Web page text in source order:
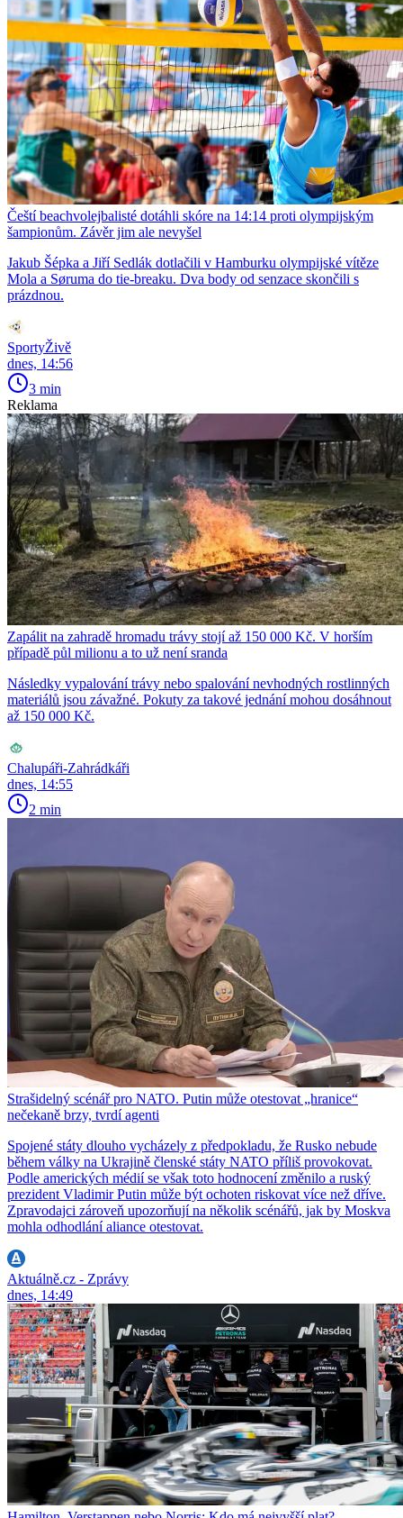
Čeští beachvolejbalisté dotáhli skóre na 14:14 proti olympijským
šampionům. Závěr jim ale nevyšel
Jakub Šépka a Jiří Sedlák dotlačili v Hamburku olympijské vítěze
Mola a Søruma do tie-breaku. Dva body od senzace skončili s
prázdnou.
SportyŽivě
dnes, 14:56
3 min
Reklama
Zapálit na zahradě hromadu trávy stojí až 150 000 Kč. V horším
případě půl milionu a to už není sranda
Následky vypalování trávy nebo spalování nevhodných rostlinných
materiálů jsou závažné. Pokuty za takové jednání mohou dosáhnout
až 150 000 Kč.
Chalupáři-Zahrádkáři
dnes, 14:55
2 min
Strašidelný scénář pro NATO. Putin může otestovat „hranice“
nečekaně brzy, tvrdí agenti
Spojené státy dlouho vycházely z předpokladu, že Rusko nebude
během války na Ukrajině členské státy NATO příliš provokovat.
Podle amerických médií se však toto hodnocení změnilo a ruský
prezident Vladimir Putin může být ochoten riskovat více než dříve.
Zpravodajci zároveň upozorňují na několik scénářů, jak by Moskva
mohla odhodlání aliance otestovat.
Aktuálně.cz - Zprávy
dnes, 14:49